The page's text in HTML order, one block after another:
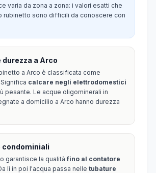
varia da zona a zona: i valori esatti che
rubinetto sono difficili da conoscere con
durezza a Arco
a Arco è classificata come
calcare negli elettrodomestici
pesante. Le acque oligominerali in
a domicilio a Arco hanno durezza
garantisce la qualitàfino al contatore
lì in poi l'acqua passa nelle tubature